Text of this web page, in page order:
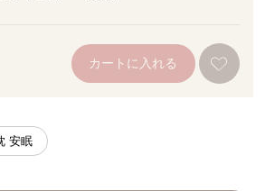
カートに入れる
安眠